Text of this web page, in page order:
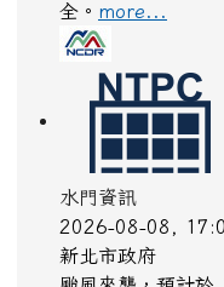
全。 more...
水門資訊
2026-08-08,
新北市政府